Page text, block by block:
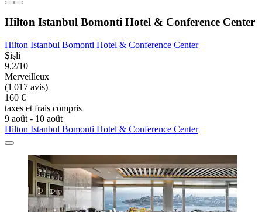
Hilton Istanbul Bomonti Hotel & Conference Center
Hilton Istanbul Bomonti Hotel & Conference Center
Şişli
9,2/10
Merveilleux
(1 017 avis)
160 €
taxes et frais compris
9 août - 10 août
Hilton Istanbul Bomonti Hotel & Conference Center